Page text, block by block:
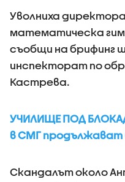
Уволниха
математическа
съобщи на брифинг
инспекторат по
Кастрева.
УЧИЛИЩЕ ПОД
в СМГ продължават
Скандалът около